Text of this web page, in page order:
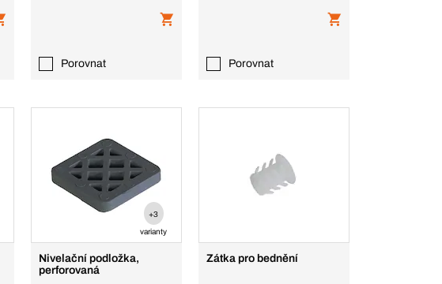
Porovnat Porovnat
+3
varianty
Nivelační podložka,
perforovaná
Zátka pro bednění